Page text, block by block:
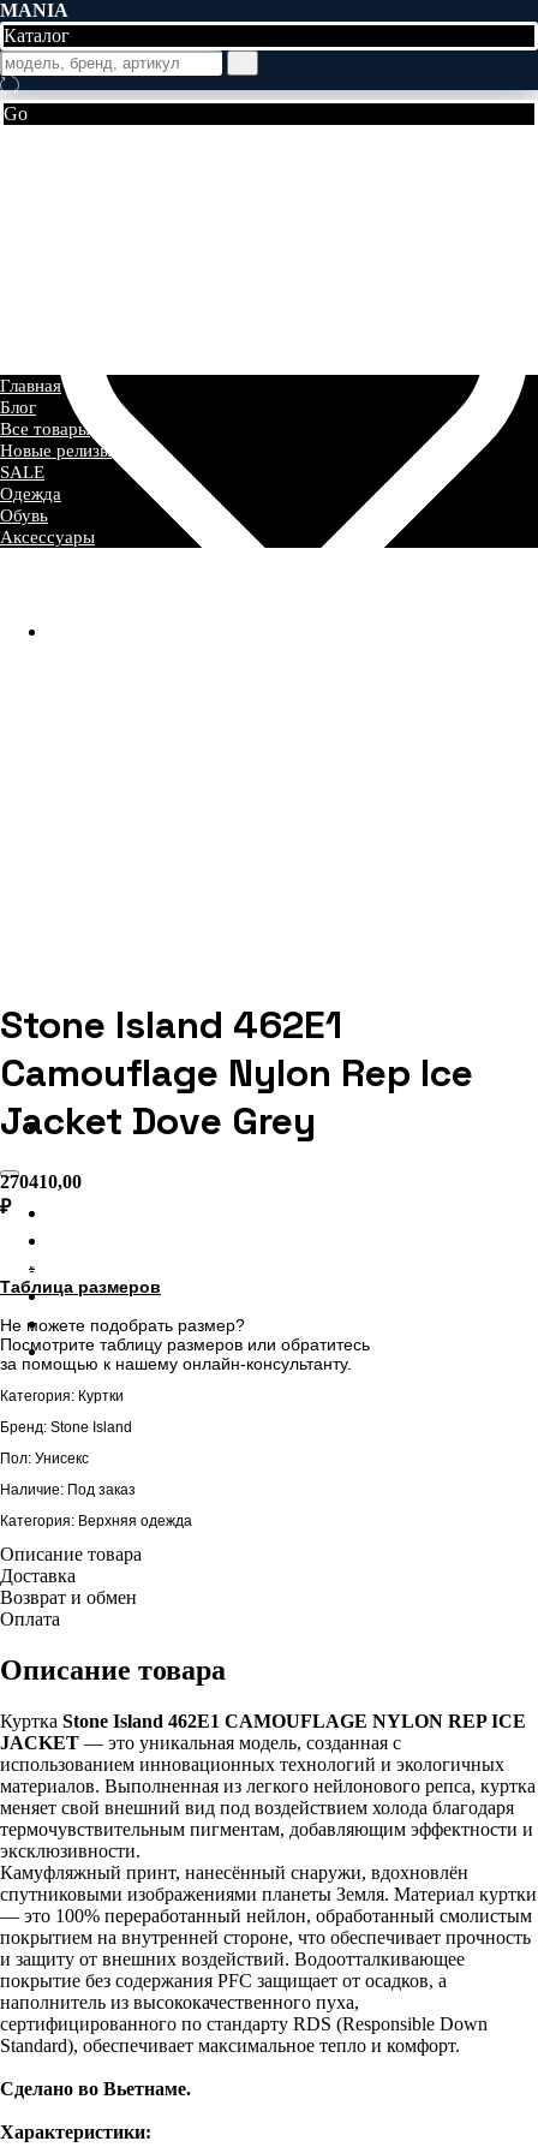
MANIA
Каталог
Go
Проекты
Соц.сети
FAQ
Главная
Блог
Все товары
Новые релизы
SALE
Одежда
Обувь
Аксессуары
Stone Island 462E1
Camouflage Nylon Rep Ice
Jacket Dove Grey
270410,00
₽
В корзину
Таблица размеров
Не можете подобрать размер?
Посмотрите таблицу размеров или обратитесь
за помощью к нашему онлайн-консультанту.
Категория: Куртки
Бренд: Stone Island
Пол: Унисекс
Наличие: Под заказ
Категория: Верхняя одежда
Описание товара
Доставка
Возврат и обмен
Оплата
Описание товара
Куртка Stone Island 462E1 CAMOUFLAGE NYLON REP ICE
JACKET — это уникальная модель, созданная с
использованием инновационных технологий и экологичных
материалов. Выполненная из легкого нейлонового репса, куртка
меняет свой внешний вид под воздействием холода благодаря
термочувствительным пигментам, добавляющим эффектности и
эксклюзивности.
Камуфляжный принт, нанесённый снаружи, вдохновлён
спутниковыми изображениями планеты Земля. Материал куртки
— это 100% переработанный нейлон, обработанный смолистым
покрытием на внутренней стороне, что обеспечивает прочность
и защиту от внешних воздействий. Водоотталкивающее
покрытие без содержания PFC защищает от осадков, а
наполнитель из высококачественного пуха,
сертифицированного по стандарту RDS (Responsible Down
Standard), обеспечивает максимальное тепло и комфорт.
Сделано во Вьетнаме.
Характеристики: